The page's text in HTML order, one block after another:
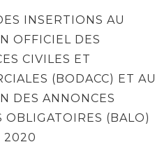
INSERTIONS AU
OFFICIEL DES
CIVILES ET
(BODACC) ET AU
DES ANNONCES
OBLIGATOIRES (BALO)
2020